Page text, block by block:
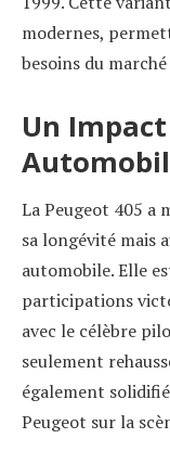
modernes,
besoins du
Un
La Peugeot 405 a
sa longévité mais
automobile. Elle
participations
avec le célèbre
seulement
également
Peugeot sur la